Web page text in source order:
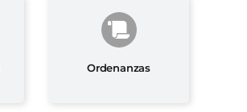
Ordenanzas